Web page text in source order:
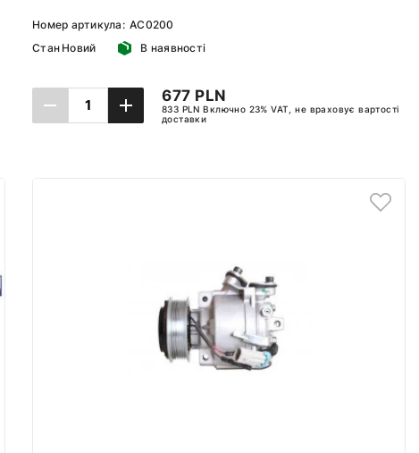
Номер артикула: AC0200
Стан Новий В наявності
677 PLN
833 PLN Включно 23% VAT, не враховує вартості
доставки